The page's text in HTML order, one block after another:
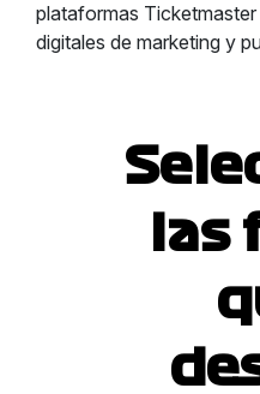
plataformas
digitales de marketing y
las